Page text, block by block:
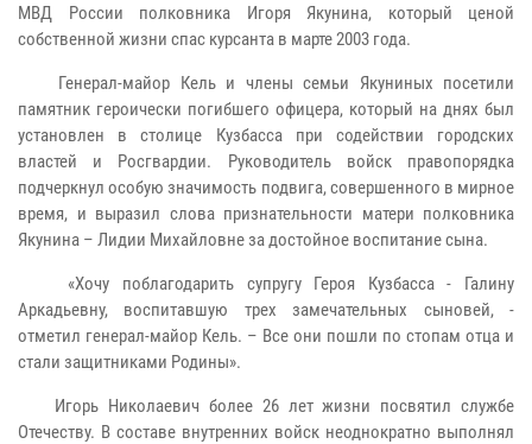
МВД России полковника Игоря Якунина, который ценой
собственной жизни спас курсанта в марте 2003 года.
Генерал-майор Кель и члены семьи Якуниных посетили
памятник героически погибшего офицера, который на днях был
установлен в столице Кузбасса при содействии городских
властей и Росгвардии. Руководитель войск правопорядка
подчеркнул особую значимость подвига, совершенного в мирное
время, и выразил слова признательности матери полковника
Якунина – Лидии Михайловне за достойное воспитание сына.
«Хочу поблагодарить супругу Героя Кузбасса - Галину
Аркадьевну, воспитавшую трех замечательных сыновей, -
отметил генерал-майор Кель. – Все они пошли по стопам отца и
стали защитниками Родины».
Игорь Николаевич более 26 лет жизни посвятил службе
Отечеству. В составе внутренних войск неоднократно выполнял